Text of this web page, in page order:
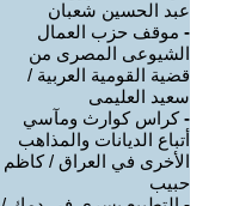
عبد الحسين شعبان
- موقف حزب العمال
الشيوعى المصرى من
قضية القومية العربية /
سعيد العليمى
-كراس كوارث ومآسي
أتباع الديانات والمذاهب
الأخرى في العراق / كاظم
حبيب